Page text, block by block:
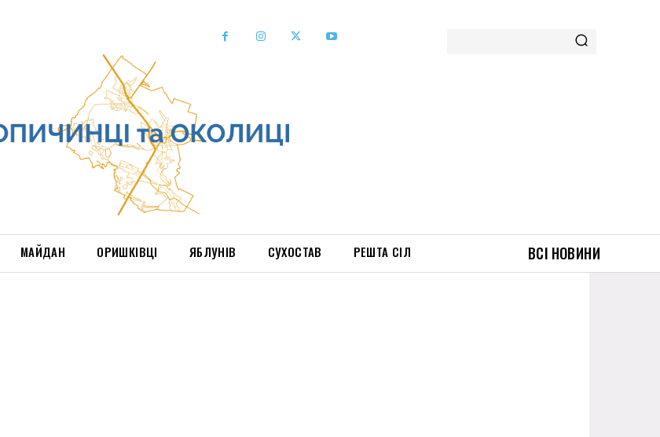
МАЙДАН ОРИШКІВЦІ ЯБЛУНІВ СУХОСТАВ РЕШТА СІЛ ВСІ НОВИНИ